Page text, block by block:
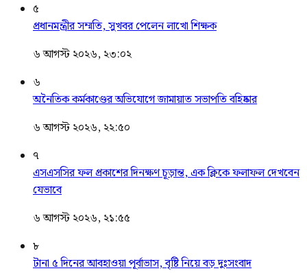
৫
প্রধানমন্ত্রীর সম্মতি, সুখবর পেলেন লাখো শিক্ষক
৬ আগস্ট ২০২৬, ২৩:০২
৬
অনৈতিক কর্মকাণ্ডের অভিযোগে জামায়াত সভাপতি বহিষ্কার
৬ আগস্ট ২০২৬, ২২:৫০
৭
এসএসসির ফল প্রকাশের দিনক্ষণ চূড়ান্ত, এক ক্লিকে ফলাফল দেখবেন
যেভাবে
৬ আগস্ট ২০২৬, ২১:৫৫
৮
টানা ৫ দিনের আবহাওয়া পূর্বাভাস, বৃষ্টি নিয়ে বড় দুঃসংবাদ